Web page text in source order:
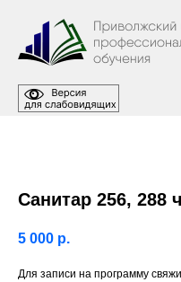
Санитар 256, 288 ч
5 000 р.
Для записи на программу